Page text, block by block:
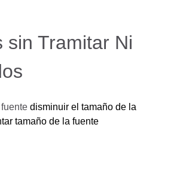
sin Tramitar Ni
disminuir el tamaño de la
tamaño de la fuente